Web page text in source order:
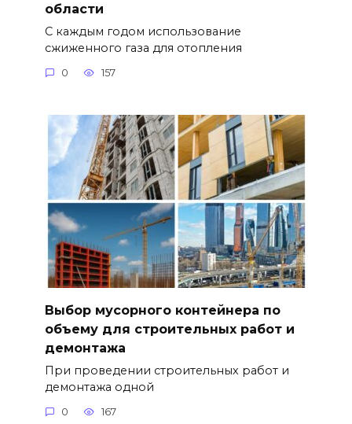
области
С каждым годом использование
сжиженного газа для отопления
0 157
Выбор мусорного контейнера по
объему для строительных работ и
демонтажа
При проведении строительных работ и
демонтажа одной
0 167